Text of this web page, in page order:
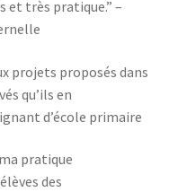
et très pratique.” –
projets proposés dans
qu’ils en
d’école primaire
pratique
des